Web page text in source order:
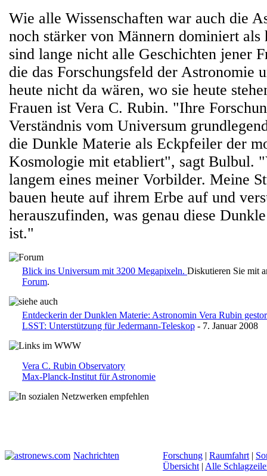
Wie alle Wissenschaften war auch die
noch stärker von Männern dominiert als
sind lange nicht alle Geschichten jener
die das Forschungsfeld der Astronomie
heute nicht da wären, wo sie heute
Frauen ist Vera C. Rubin. "Ihre
Verständnis vom Universum
die Dunkle Materie als Eckpfeiler der
Kosmologie mit etabliert", sagt Bulbul.
langem eines meiner Vorbilder. Meine
bauen heute auf ihrem Erbe auf und
herauszufinden, was genau diese
ist."
Blick ins Universum mit 3200 Megapixeln. Diskutieren Sie mit
Forum.
Entdeckerin der Dunklen Materie: Astronomin Vera Rubin
LSST: Unterstützung für Jedermann-Teleskop - 7. Januar 2008
Vera C. Rubin Observatory
Max-Planck-Institut für Astronomie
Nachrichten Forschung | Raumfahrt |
Übersicht | Alle